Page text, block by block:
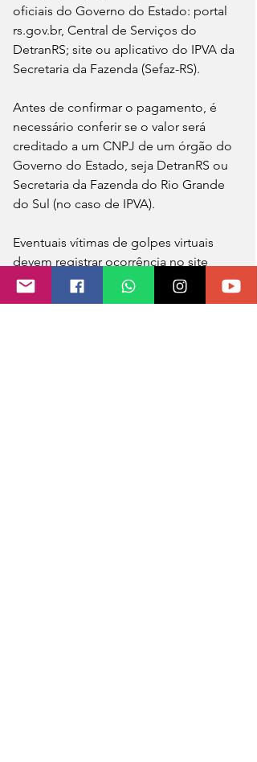
oficiais do Governo do Estado: portal
rs.gov.br, Central de Serviços do
DetranRS; site ou aplicativo do IPVA da
Secretaria da Fazenda (Sefaz-RS).
Antes de confirmar o pagamento, é
necessário conferir se o valor será
creditado a um CNPJ de um órgão do
Governo do Estado, seja DetranRS ou
Secretaria da Fazenda do Rio Grande
do Sul (no caso de IPVA).
Eventuais vítimas de golpes virtuais
devem registrar ocorrência no site
www.delegaciaonline.rs.gov.br, para